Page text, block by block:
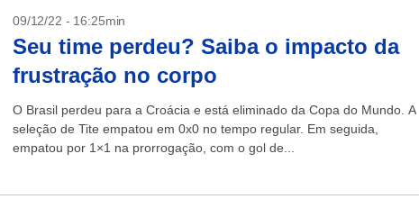
09/12/22 - 16:25min
Seu time perdeu? Saiba o impacto da
frustração no corpo
O Brasil perdeu para a Croácia e está eliminado da Copa do Mundo. A
seleção de Tite empatou em 0x0 no tempo regular. Em seguida,
empatou por 1×1 na prorrogação, com o gol de...